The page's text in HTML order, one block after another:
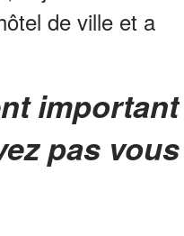
de ville et a
pas vous